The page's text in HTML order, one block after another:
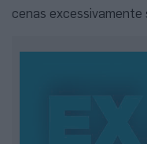
cenas excessivamente